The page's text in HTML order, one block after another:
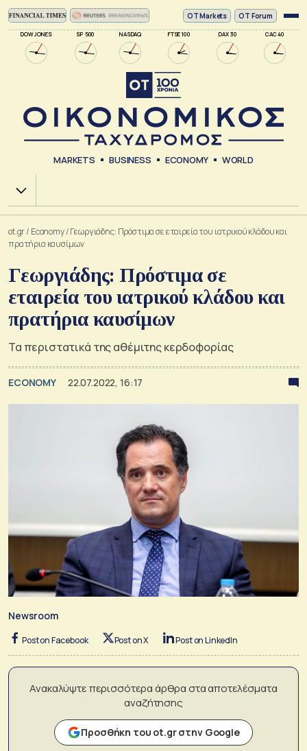
DOW JONES SP 500 NASDAQ FTSE 100 DAX 30 CAC 40
ΟΤ Markets OT Forum
MARKETS BUSINESS ECONOMY WORLD
Χ.Α.
ot.gr/ Economy/Γεωργιάδης: Πρόστιμα σε εταιρεία του ιατρικού κλάδου και
πρατήρια καυσίμων
Γεωργιάδης: Πρόστιμα σε
εταιρεία του ιατρικού κλάδου και
πρατήρια καυσίμων
Τα περιστατικά της αθέμιτης κερδοφορίας
ECONOMY 22.07.2022, 16:17
Newsroom
Post on Facebook Post on X Post on LinkedIn
Ανακαλύψτε περισσότερα άρθρα στα αποτελέσματα
αναζήτησης
Προσθήκη του ot.gr στην Google